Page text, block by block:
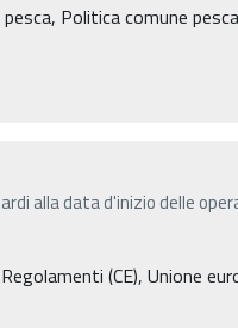
Politica comune
alla data d'inizio delle
(CE), Unione